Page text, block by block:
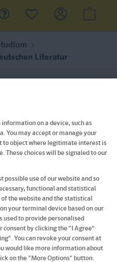
Literatur
on a device, such as
You may accept or manage your
to object where legitimate interest is
These choices will be signaled to our
possible use of our website and so
functional and statistical
the website and the statistical
your terminal device based on our
to provide personalised
consent by clicking the "I Agree"
You can revoke your consent at
would like more information about
on the "More Options" button.